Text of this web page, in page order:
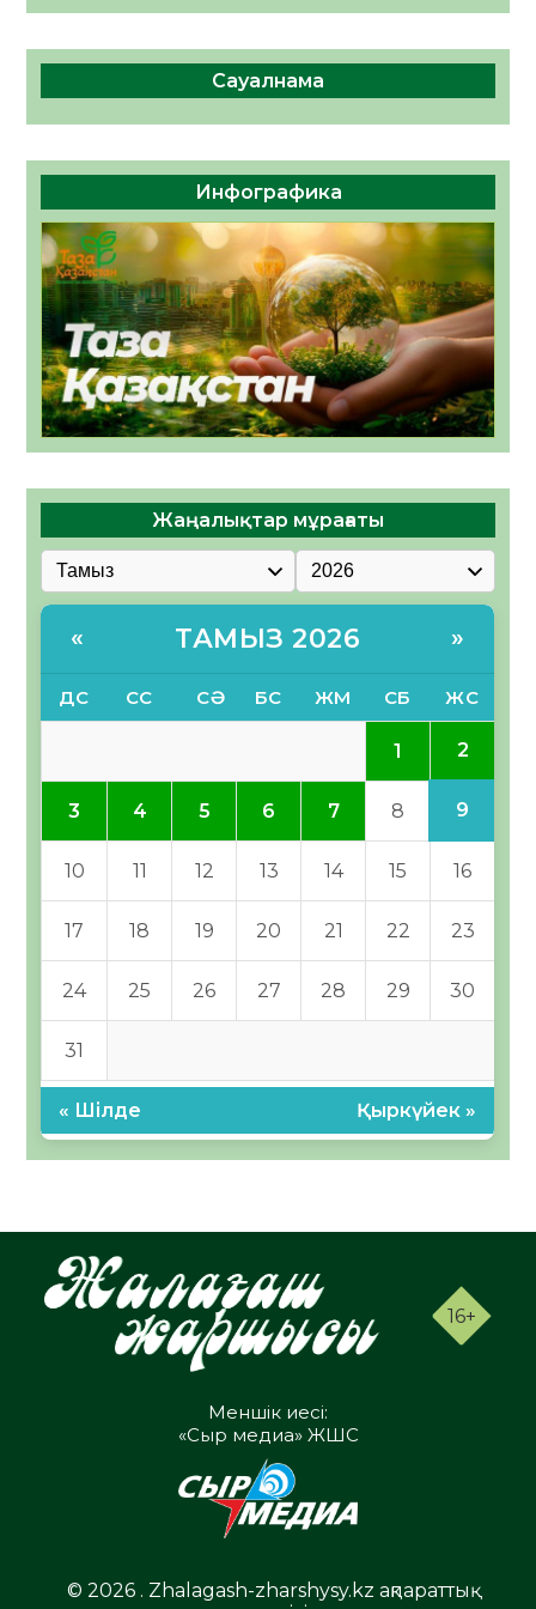
Сауалнама
Инфографика
Жаңалықтар мұрағаты
« ТАМЫЗ 2026 »
ДС СС СӘ БС ЖМ СБ ЖС
1 2
3 4 5 6 7 8 9
10 11 12 13 14 15 16
17 18 19 20 21 22 23
24 25 26 27 28 29 30
31
« Шілде Қыркүйек »
16+
Меншік иесі:
«Сыр медиа» ЖШС
© 2026 . Zhalagash-zharshysy.kz ақпараттық